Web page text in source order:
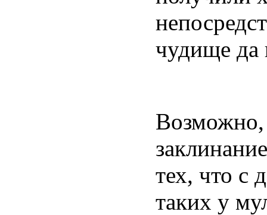
чудище да
Возможно,
тех, что с
таких у